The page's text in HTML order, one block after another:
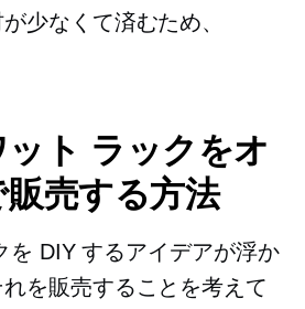
少なくて済むため、
ト ラックをオ
売する方法
を DIY するアイデアが浮か
を販売することを考えて